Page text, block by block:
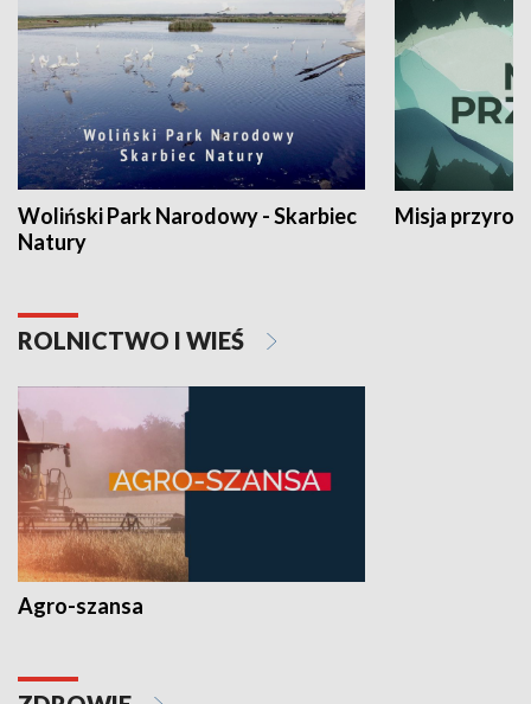
Woliński Park Narodowy - Skarbiec
Natury
Misja
ROLNICTWO I WIEŚ
Agro-szansa